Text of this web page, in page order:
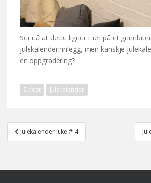
Ser nå at dette ligner mer på et
julekalenderinnlegg, men kanskje
en oppgradering?
3.post julekalender
Post
navigation
Julekalender luke #-4